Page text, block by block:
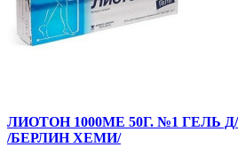
ЛИОТОН 1000МЕ 50Г. №1 ГЕЛЬ
/БЕРЛИН ХЕМИ/